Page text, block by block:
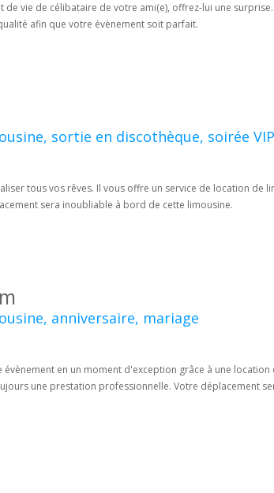
vie de célibataire de votre ami(e), offrez-lui une
afin que votre évènement soit parfait.
sortie en discothèque, soirée VIP
tous vos rêves. Il vous offre un service de location de
sera inoubliable à bord de cette limousine.
anniversaire, mariage
en un moment d'exception grâce à une
une prestation professionnelle. Votre déplacement